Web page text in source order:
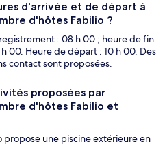
d'arrivée et de départ à
d'hôtes Fabilio ?
: 08 h 00 ; heure de fin
00. Heure de départ : 10 h 00. Des
contact sont proposées.
proposées par
d'hôtes Fabilio et
propose une piscine extérieure en